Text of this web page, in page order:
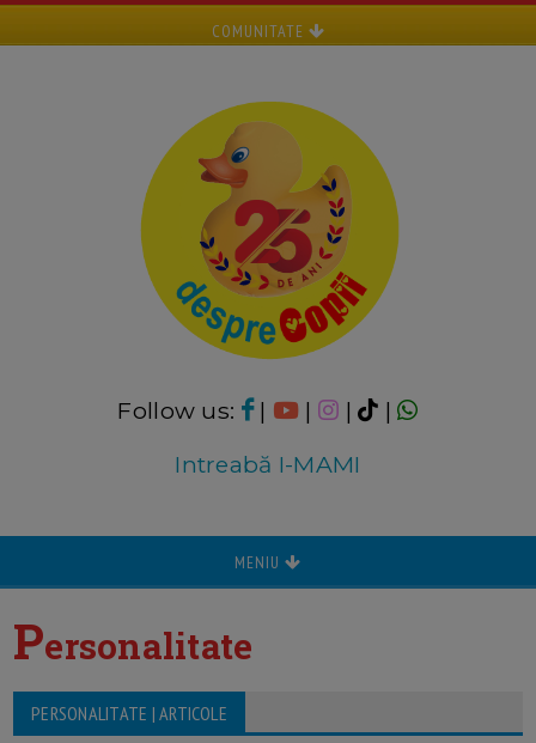
COMUNITATE
Follow us: | | |
|
Intreabă I-MAMI
MENIU
Personalitate
PERSONALITATE | ARTICOLE